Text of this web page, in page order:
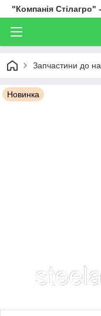
"Компанія Стілагро"
Запчастини до
Новинка